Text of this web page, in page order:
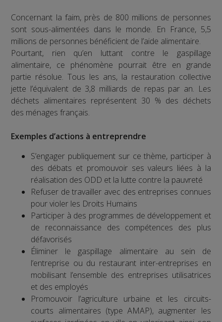
Concernant la faim, près de 800 millions de personnes
sont sous-alimentées dans le monde. En France, 5,5
millions de personnes bénéficient de l’aide alimentaire.
Pourtant, rien qu’en luttant contre le gaspillage
alimentaire, ce phénomène pourrait être en grande
partie résolue. Tous les ans, la restauration collective
jette l’équivalent de 3,8 milliards de repas par an. Les
déchets alimentaires représentent 30 % des déchets
des ménages français.
Exemples d’actions à entreprendre
S’engager publiquement sur ce thème, participer à
des débats et promouvoir ses valeurs liées à la
réalisation des ODD et la lutte contre la pauvreté
Refuser de travailler avec des entreprises connues
pour violer les Droits Humains
Participer à des programmes de développement et
de reconnaissance des compétences des plus
défavorisés
Éliminer le gaspillage alimentaire au sein de
l’entreprise ou du restaurant inter-entreprises en
mobilisant l’ensemble des entreprises utilisatrices
et des employés
Promouvoir l’agriculture urbaine et les circuits-
courts alimentaires (type AMAP), augmenter les